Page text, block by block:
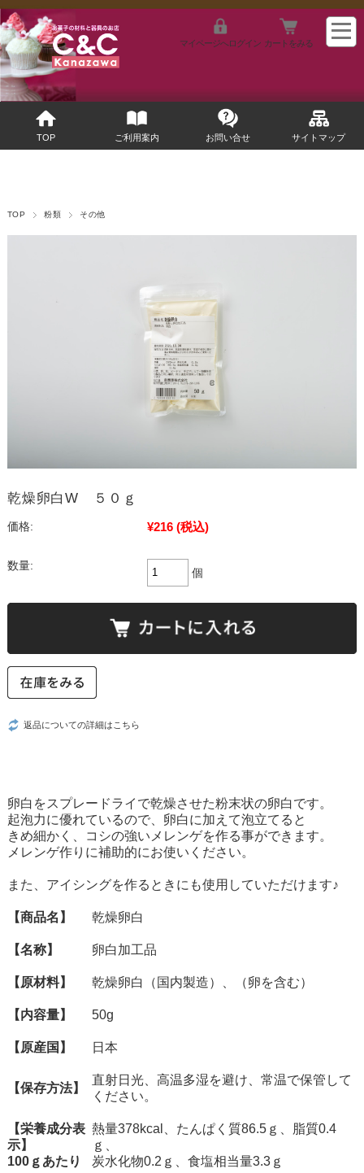
マイページへログイン カートをみる
TOP ご利用案内 お問い合せ サイトマップ
TOP 粉類 その他
乾燥卵白W ５０ｇ
価格: ¥216 (税込)
数量:
個
返品についての詳細はこちら
卵白をスプレードライで乾燥させた粉末状の卵白です。
起泡力に優れているので、卵白に加えて泡立てると
きめ細かく、コシの強いメレンゲを作る事ができます。
メレンゲ作りに補助的にお使いください。
また、アイシングを作るときにも使用していただけます♪
【商品名】 乾燥卵白
【名称】 卵白加工品
【原材料】 乾燥卵白（国内製造）、（卵を含む）
【内容量】 50g
【原産国】 日本
【保存方法】
直射日光、高温多湿を避け、常温で保管して
ください。
【栄養成分表
示】
100ｇあたり
熱量378kcal、たんぱく質86.5ｇ、脂質0.4
ｇ、
炭水化物0.2ｇ、食塩相当量3.3ｇ